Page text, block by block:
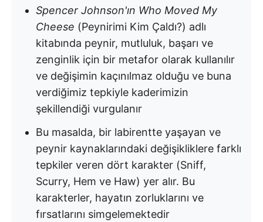
Spencer Johnson'ın Who Moved My
Cheese (Peynirimi Kim Çaldı?) adlı
kitabında peynir, mutluluk, başarı ve
zenginlik için bir metafor olarak kullanılır
ve değişimin kaçınılmaz olduğu ve buna
verdiğimiz tepkiyle kaderimizin
şekillendiği vurgulanır
Bu masalda, bir labirentte yaşayan ve
peynir kaynaklarındaki değişikliklere farklı
tepkiler veren dört karakter (Sniff,
Scurry, Hem ve Haw) yer alır. Bu
karakterler, hayatın zorluklarını ve
fırsatlarını simgelemektedir